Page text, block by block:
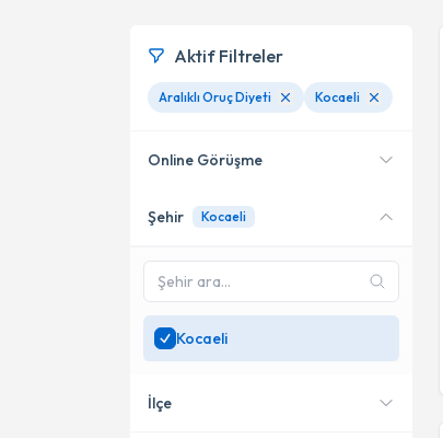
Aktif Filtreler
Aralıklı Oruç Diyeti Kocaeli
Online Görüşme
Online danışmanlık sunan
SadeceKocaeli
uzman ara
Şehir Kocaeli
Kocaeli
İlçe